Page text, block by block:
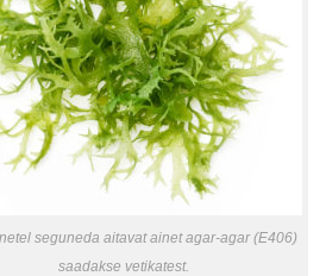
seguneda aitavat ainet agar-agar (E406)
saadakse vetikatest.